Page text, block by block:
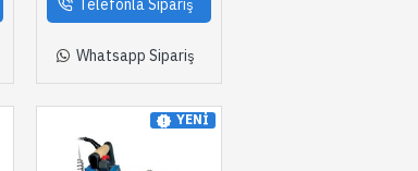
Telefonla Sipariş
Whatsapp Sipariş
YENI